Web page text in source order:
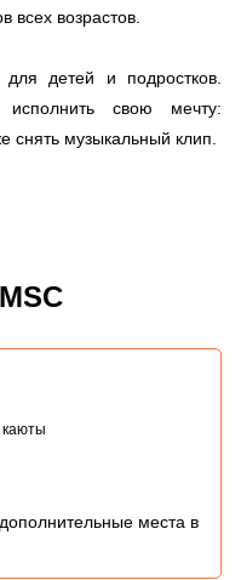
всех возрастов.
детей и подростков.
свою мечту:
снять музыкальный клип.
места в